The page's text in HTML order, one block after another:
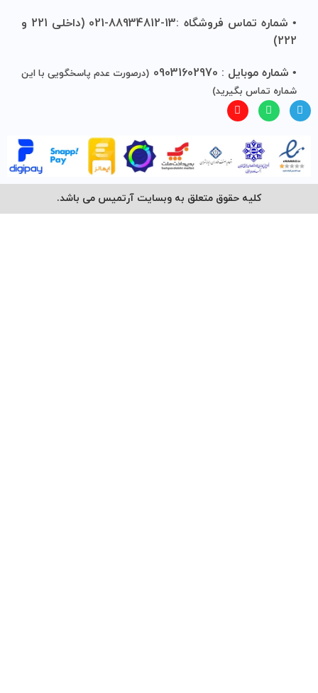
• شماره تماس فروشگاه :13-88934812-021 (داخلی 221 و
222)
• شماره موبایل : 09031602970
(درصورت عدم پاسخگویی با این
شماره تماس بگیرید)
کلیه حقوق متعلق به وبسایت آرتمیس می باشد.